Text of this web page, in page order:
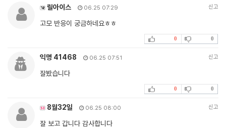
릴아이스 06.25 07:29 신고
고모 반응이 궁금하네요ㅎㅎ
0 0
익명 41468 06.25 07:51 신고
잘봤습니다
0 0
8월32일 06.25 08:00 신고
잘 보고 갑니다 감사합니다